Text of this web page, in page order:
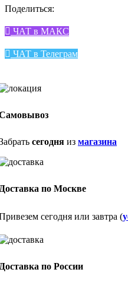
Поделиться:
ЧАТ в МАКС
ЧАТ в Телеграм
сегодня из магазина
по Москве
сегодня или завтра (
по России